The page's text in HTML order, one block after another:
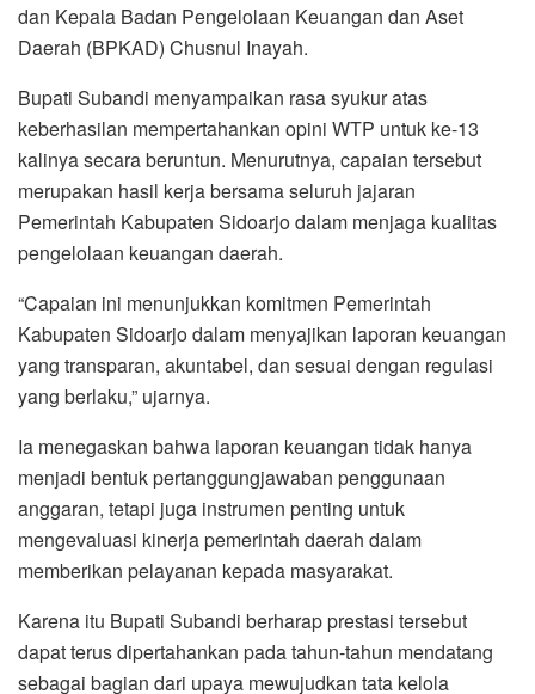
dan Kepala Badan Pengelolaan Keuangan dan Aset
Daerah (BPKAD) Chusnul Inayah.
Bupati Subandi menyampaikan rasa syukur atas
keberhasilan mempertahankan opini WTP untuk ke-13
kalinya secara beruntun. Menurutnya, capaian tersebut
merupakan hasil kerja bersama seluruh jajaran
Pemerintah Kabupaten Sidoarjo dalam menjaga kualitas
pengelolaan keuangan daerah.
“Capaian ini menunjukkan komitmen Pemerintah
Kabupaten Sidoarjo dalam menyajikan laporan keuangan
yang transparan, akuntabel, dan sesuai dengan regulasi
yang berlaku,” ujarnya.
Ia menegaskan bahwa laporan keuangan tidak hanya
menjadi bentuk pertanggungjawaban penggunaan
anggaran, tetapi juga instrumen penting untuk
mengevaluasi kinerja pemerintah daerah dalam
memberikan pelayanan kepada masyarakat.
Karena itu Bupati Subandi berharap prestasi tersebut
dapat terus dipertahankan pada tahun-tahun mendatang
sebagai bagian dari upaya mewujudkan tata kelola